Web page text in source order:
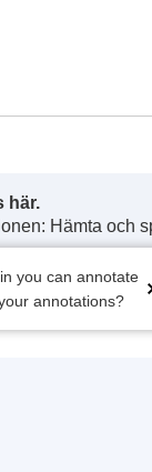
här.
Hämta och
you can annotate
annotations?